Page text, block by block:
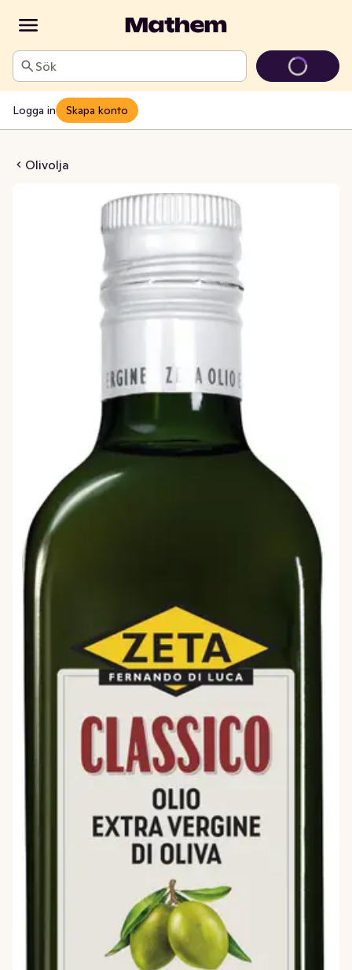
Sök
Logga in Skapa konto
Olivolja
Extra Virgin